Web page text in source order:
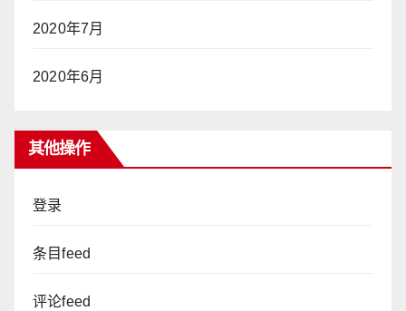
2020年7月
2020年6月
其他操作
登录
条目feed
评论feed